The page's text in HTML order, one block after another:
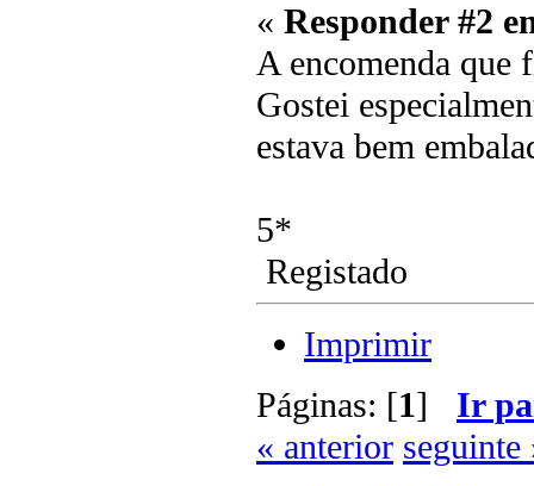
« Responder #2
A encomenda que
Gostei
estava bem
5*
Registado
Imprimir
Páginas: [1] Ir
« anterior seguinte